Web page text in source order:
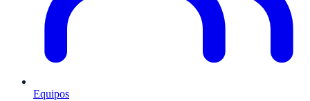
Equipos